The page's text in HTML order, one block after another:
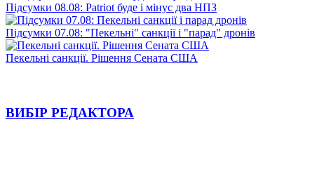
Підсумки 08.08: Patriot буде і мінус два НПЗ
Підсумки 07.08: "Пекельні" санкції і "парад" дронів
Пекельні санкції. Рішення Сената США
ВИБІР РЕДАКТОРА